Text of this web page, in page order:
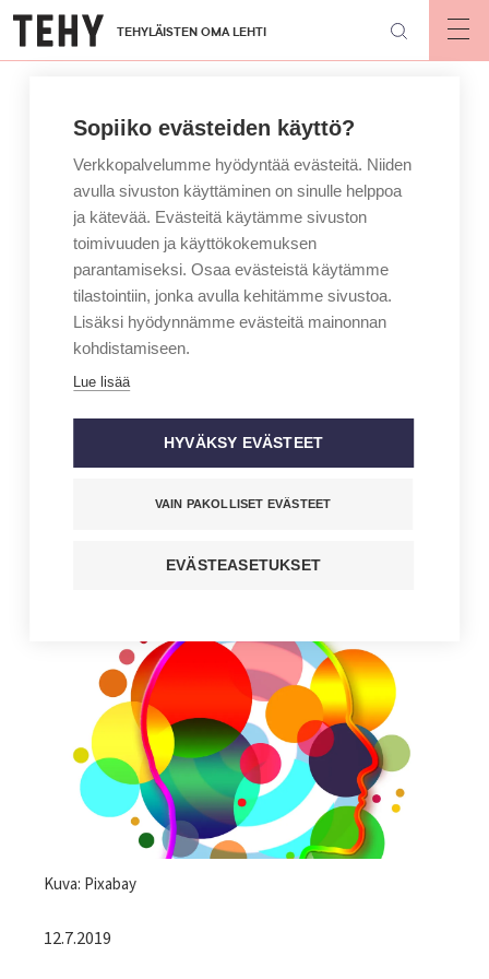
Hyppää
pääsisältöön
TEHYLÄISTEN OMA LEHTI
KIRJOITTAJA
MAINIO – JAN HOLMBERG
tärkeä mittari
Kuvateksti
Kuva: Pixabay
12.7.2019
Sopiiko evästeiden käyttö?
Verkkopalvelumme hyödyntää evästeitä. Niiden
avulla sivuston käyttäminen on sinulle helppoa
ja kätevää. Evästeitä käytämme sivuston
toimivuuden ja käyttökokemuksen
parantamiseksi. Osaa evästeistä käytämme
tilastointiin, jonka avulla kehitämme sivustoa.
Lisäksi hyödynnämme evästeitä mainonnan
kohdistamiseen.
Lue lisää
HYVÄKSY EVÄSTEET
VAIN PAKOLLISET EVÄSTEET
EVÄSTEASETUKSET